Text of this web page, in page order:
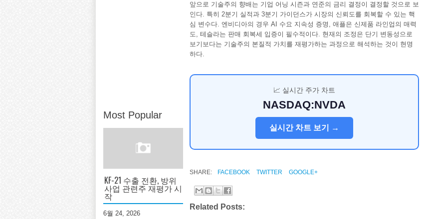
Most Popular
KF-21 수출 전환, 방위
사업 관련주 재평가 시
작
6월 24, 2026
앞으로 기술주의 향배는 기업 어닝 시즌과 연준의 금리 결정이 결정할 것으로 보
인다. 특히 2분기 실적과 3분기 가이던스가 시장의 신뢰도를 회복할 수 있는 핵
심 변수다. 엔비디아의 경우 AI 수요 지속성 증명, 애플은 신제품 라인업의 매력
도, 테슬라는 판매 회복세 입증이 필수적이다. 현재의 조정은 단기 변동성으로
보기보다는 기술주의 본질적 가치를 재평가하는 과정으로 해석하는 것이 현명
하다.
📈 실시간 주가 차트
NASDAQ:NVDA
실시간 차트 보기 →
SHARE: FACEBOOK TWITTER GOOGLE+
Related Posts: